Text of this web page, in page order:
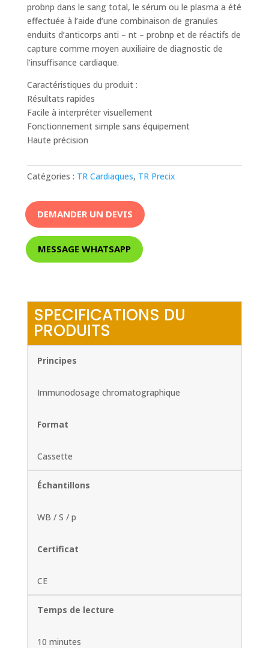
probnp dans le sang total, le sérum ou le plasma a été
effectuée à l’aide d’une combinaison de granules
enduits d’anticorps anti – nt – probnp et de réactifs de
capture comme moyen auxiliaire de diagnostic de
l’insuffisance cardiaque.
Caractéristiques du produit :
Résultats rapides
Facile à interpréter visuellement
Fonctionnement simple sans équipement
Haute précision
Catégories : TR Cardiaques, TR Precix
DEMANDER UN DEVIS
MESSAGE WHATSAPP
SPECIFICATIONS DU
PRODUITS
Principes
Immunodosage chromatographique
Format
Cassette
Échantillons
WB / S / p
Certificat
CE
Temps de lecture
10 minutes